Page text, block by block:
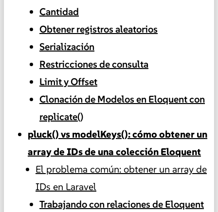
Cantidad
Obtener registros aleatorios
Serialización
Restricciones de consulta
Limit y Offset
Clonación de Modelos en Eloquent con
replicate()
pluck() vs modelKeys(): cómo obtener un
array de IDs de una colección Eloquent
El problema común: obtener un array de
IDs en Laravel
Trabajando con relaciones de Eloquent